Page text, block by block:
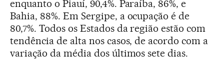
enquanto o Piauí, 90,4%. Paraíba, 86%, e
Bahia, 88%. Em Sergipe, a ocupação é de
80,7%. Todos os Estados da região estão com
tendência de alta nos casos, de acordo com a
variação da média dos últimos sete dias.